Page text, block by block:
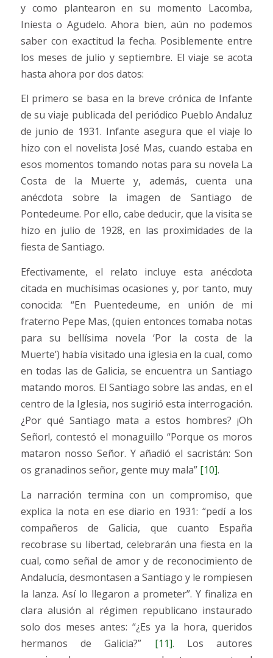
y como plantearon en su momento Lacomba,
Iniesta o Agudelo. Ahora bien, aún no podemos
saber con exactitud la fecha. Posiblemente entre
los meses de julio y septiembre. El viaje se acota
hasta ahora por dos datos:
El primero se basa en la breve crónica de Infante
de su viaje publicada del periódico Pueblo Andaluz
de junio de 1931. Infante asegura que el viaje lo
hizo con el novelista José Mas, cuando estaba en
esos momentos tomando notas para su novela La
Costa de la Muerte y, además, cuenta una
anécdota sobre la imagen de Santiago de
Pontedeume. Por ello, cabe deducir, que la visita se
hizo en julio de 1928, en las proximidades de la
fiesta de Santiago.
Efectivamente, el relato incluye esta anécdota
citada en muchísimas ocasiones y, por tanto, muy
conocida: “En Puentedeume, en unión de mi
fraterno Pepe Mas, (quien entonces tomaba notas
para su bellísima novela ‘Por la costa de la
Muerte’) había visitado una iglesia en la cual, como
en todas las de Galicia, se encuentra un Santiago
matando moros. El Santiago sobre las andas, en el
centro de la Iglesia, nos sugirió esta interrogación.
¿Por qué Santiago mata a estos hombres? ¡Oh
Señor!, contestó el monaguillo “Porque os moros
mataron nosso Señor. Y añadió el sacristán: Son
os granadinos señor, gente muy mala” [10].
La narración termina con un compromiso, que
explica la nota en ese diario en 1931: “pedí a los
compañeros de Galicia, que cuanto España
recobrase su libertad, celebrarán una fiesta en la
cual, como señal de amor y de reconocimiento de
Andalucía, desmontasen a Santiago y le rompiesen
la lanza. Así lo llegaron a prometer”. Y finaliza en
clara alusión al régimen republicano instaurado
solo dos meses antes: “¿Es ya la hora, queridos
hermanos de Galicia?” [11]. Los autores